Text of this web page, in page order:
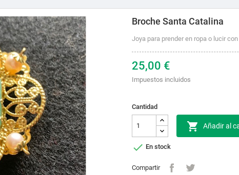
Broche Santa Catalina
Joya para prender en ropa o lucir
25,00 €
Impuestos incluidos
Cantidad
 Añadir al
 En stock
Compartir